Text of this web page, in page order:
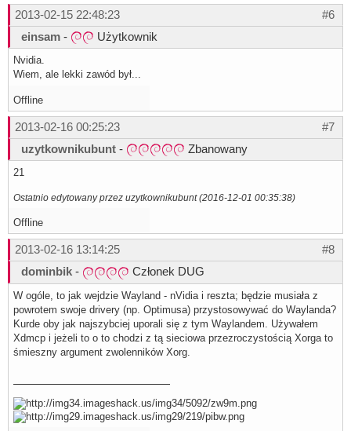
#6
2013-02-15 22:48:23
einsam - Użytkownik
Nvidia.
Wiem, ale lekki zawód był...
Offline
#7
2013-02-16 00:25:23
uzytkownikubunt - Zbanowany
21
Ostatnio edytowany przez uzytkownikubunt (2016-12-01 00:35:38)
Offline
#8
2013-02-16 13:14:25
dominbik - Członek DUG
W ogóle, to jak wejdzie Wayland - nVidia i reszta; będzie musiała z
powrotem swoje drivery (np. Optimusa) przystosowywać do Waylanda?
Kurde oby jak najszybciej uporali się z tym Waylandem. Używałem
Xdmcp i jeżeli to o to chodzi z tą sieciowa przezroczystością Xorga to
śmieszny argument zwolenników Xorg.